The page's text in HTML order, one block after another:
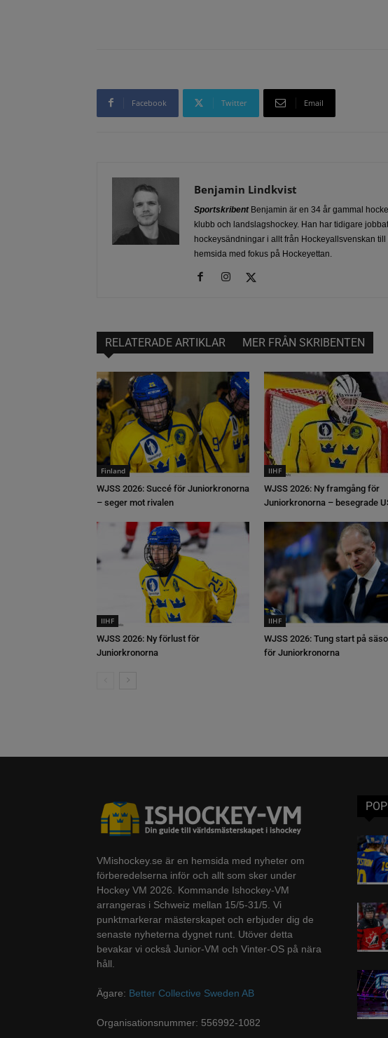
Facebook Twitter Email
Benjamin Lindkvist
SportskribentBenjamin är en 34 år gammal
klubb och landslagshockey. Han har tidigare
hockeysändningar i allt från Hockeyallsvenskan
hemsida med fokus på Hockeyettan.
RELATERADE ARTIKLAR MER FRÅN SKRIBENTEN
Finland
WJSS 2026: Succé för Juniorkronorna
– seger mot rivalen
IIHF
WJSS 2026: Ny framgång för
Juniorkronorna – besegrade
IIHF
WJSS 2026: Ny förlust för
Juniorkronorna
IIHF
WJSS 2026: Tung start på
för Juniorkronorna
VMishockey.se är en hemsida med nyheter om
förberedelserna inför och allt som sker under
Hockey VM 2026. Kommande Ishockey-VM
arrangeras i Schweiz mellan 15/5-31/5. Vi
punktmarkerar mästerskapet och erbjuder dig de
senaste nyheterna dygnet runt. Utöver detta
bevakar vi också Junior-VM och Vinter-OS på nära
håll.
Ägare: Better Collective Sweden AB
Organisationsnummer: 556992-1082